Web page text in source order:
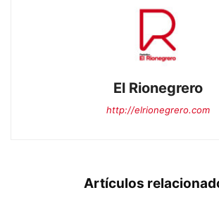
El Rionegrero
http://elrionegrero.com
Artículos